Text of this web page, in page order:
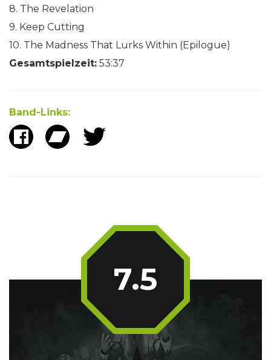
8. The Revelation
9. Keep Cutting
10. The Madness That Lurks Within (Epilogue)
Gesamtspielzeit: 53:37
Band-Links:
7.5